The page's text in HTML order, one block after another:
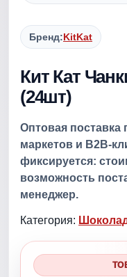
Бренд:KitKat
Кит Кат
(24шт)
Оптовая поставка
маркетов и B2B-
фиксируется:
возможность
менеджер.
Категория: